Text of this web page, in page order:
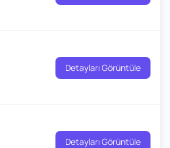
Detayları Görüntüle
Detayları Görüntüle